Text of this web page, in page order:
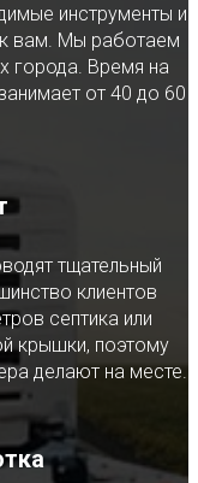
инструменты и
вам. Мы работаем
города. Время на
от 40 до 60
тщательный
клиентов
септика или
крышки, поэтому
делают на месте.